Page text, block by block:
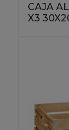
CAJA
X3